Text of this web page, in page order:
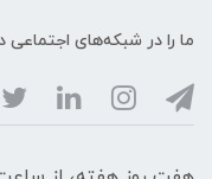
ما را در شبکه‌های اجتماعی